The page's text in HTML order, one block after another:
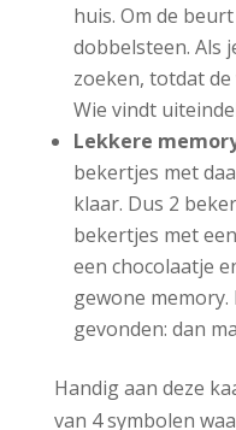
huis. Om de
dobbelsteen. Als
zoeken, totdat
Wie vindt
Lekkere
bekertjes met
klaar. Dus 2
bekertjes met
een chocolaatje
gewone memory.
gevonden: dan
Handig aan deze
van 4 symbolen